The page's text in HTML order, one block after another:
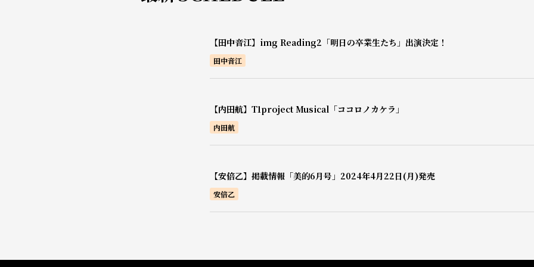
【田中音江】img Reading2「明日の卒業生たち」出演決定！
田中音江
【内田航】T1project Musical「ココロノカケラ」
内田航
【安倍乙】掲載情報「美的6月号」2024年4月22日(月)発売
安倍乙